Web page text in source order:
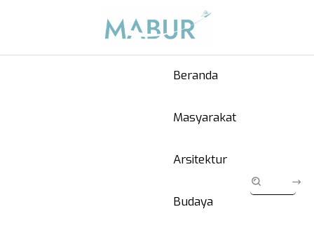
Beranda
Masyarakat
Arsitektur
Budaya